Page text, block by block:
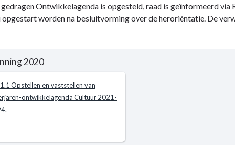
Ontwikkelagenda is opgesteld, raad is geïnformeerd
opgestart worden na besluitvorming over de heroriëntatie. De
2020
Opstellen en vaststellen van
ontwikkelagenda Cultuur 2021-